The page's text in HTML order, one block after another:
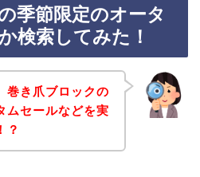
季節限定のオータ
検索してみた！
巻き爪ブロックの
ムセールなどを実
？